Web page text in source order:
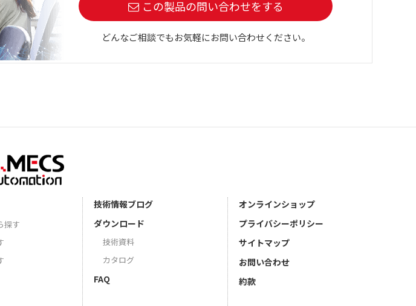
この製品の問い合わせをする
どんなご相談でもお気軽にお問い合わせください。
探す
技術情報ブログ
ダウンロード
技術資料
カタログ
FAQ
オンラインショップ
プライバシーポリシー
サイトマップ
お問い合わせ
約款